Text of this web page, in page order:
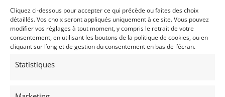
Cliquez ci-dessous pour accepter ce qui précède ou faites des choix
détaillés. Vos choix seront appliqués uniquement à ce site. Vous pouvez
modifier vos réglages à tout moment, y compris le retrait de votre
consentement, en utilisant les boutons de la politique de cookies, ou en
cliquant sur l’onglet de gestion du consentement en bas de l’écran.
Statistiques
Parmi les nombreux travaux il confiera la voiture
suite au Mans Classic 2018 à la famille Twaytes dans
leur réputé Atelier Restaucar en Suisse afin de
reconstruire complément la mécanique : Moteur et
équipée de son Châssis ; de son moteur et de sa
trouver une nouvelle demeure pour cette